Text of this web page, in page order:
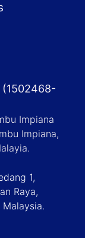
(1502468-
Impiana
Impiana,
1,
Raya,